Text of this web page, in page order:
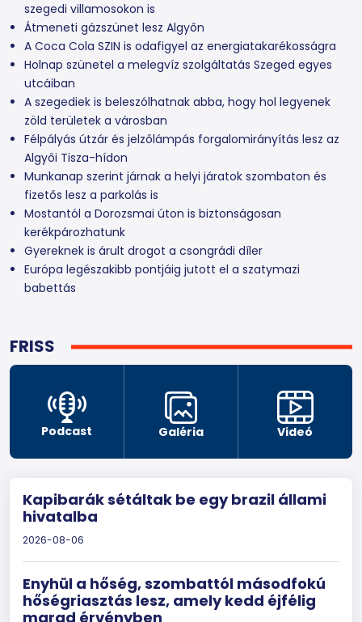
FRISS
Podcast Galéria Videó
Kapibarák sétáltak be egy brazil állami
hivatalba
2026-08-06
Enyhül a hőség, szombattól másodfokú
hőségriasztás lesz, amely kedd éjfélig
marad érvényben
szegedi villamosokon is
Átmeneti gázszünet lesz Algyőn
A Coca Cola SZIN is odafigyel az energiatakarékosságra
Holnap szünetel a melegvíz szolgáltatás Szeged egyes
utcáiban
A szegediek is beleszólhatnak abba, hogy hol legyenek
zöld területek a városban
Félpályás útzár és jelzőlámpás forgalomirányítás lesz az
Algyői Tisza-hídon
Munkanap szerint járnak a helyi járatok szombaton és
fizetős lesz a parkolás is
Mostantól a Dorozsmai úton is biztonságosan
kerékpározhatunk
Gyereknek is árult drogot a csongrádi díler
Európa legészakibb pontjáig jutott el a szatymazi
babettás